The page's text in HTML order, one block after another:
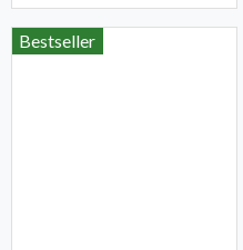
Bestseller